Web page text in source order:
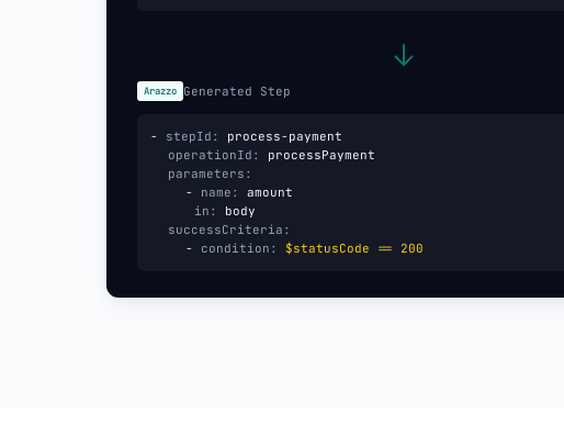
Arazzo Generated Step
- stepId:
process-payment
operationId:
processPayment
parameters:
- name:
amount
in:
body
successCriteria:
- condition: $statusCode == 200